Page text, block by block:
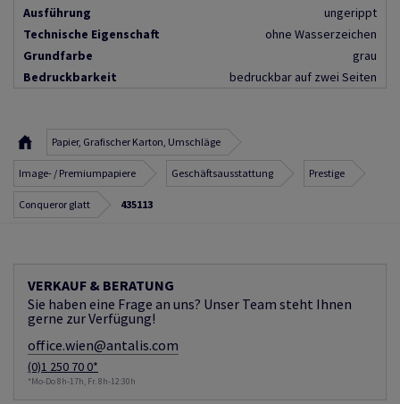
Ausführung
ungerippt
Technische Eigenschaft
ohne Wasserzeichen
Grundfarbe
grau
Bedruckbarkeit
bedruckbar auf zwei Seiten
Papier, Grafischer Karton, Umschläge
Image- / Premiumpapiere Geschäftsausstattung Prestige
Conqueror glatt 435113
VERKAUF & BERATUNG
Sie haben eine Frage an uns? Unser Team steht Ihnen
gerne zur Verfügung!
office.wien@antalis.com
(0)1 250 70 0*
*Mo-Do 8h-17h, Fr. 8h-12:30h